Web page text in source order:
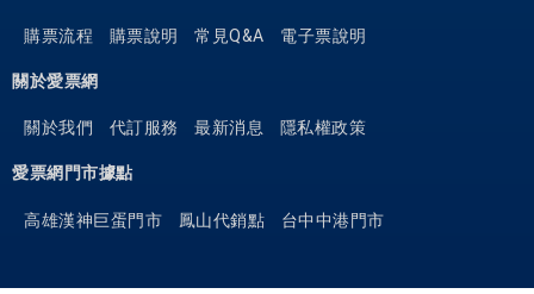
購票流程 購票說明 常見Q&A 電子票說明
關於愛票網
關於我們 代訂服務 最新消息 隱私權政策
愛票網門市據點
高雄漢神巨蛋門市 鳳山代銷點 台中中港門市